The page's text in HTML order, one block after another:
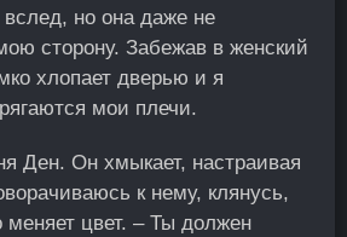
но она даже не
сторону. Забежав в женский
хлопает дверью и я
мои плечи.
Ден. Он хмыкает, настраивая
к нему, клянусь,
меняет цвет. – Ты должен